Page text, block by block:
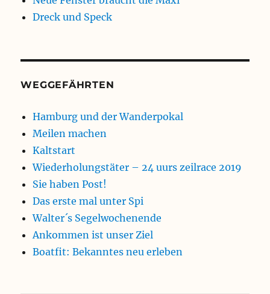
Dreck und Speck
WEGGEFÄHRTEN
Hamburg und der Wanderpokal
Meilen machen
Kaltstart
Wiederholungstäter – 24 uurs zeilrace 2019
Sie haben Post!
Das erste mal unter Spi
Walter´s Segelwochenende
Ankommen ist unser Ziel
Boatfit: Bekanntes neu erleben